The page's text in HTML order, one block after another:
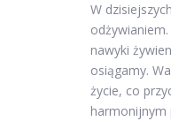
W
nawyki
osiągamy.
życie, co
harmonijnym